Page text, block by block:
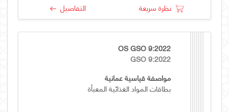
نظرة سريعة التفاصيل
OS GSO 9:2022
GSO 9:2022
مواصفة قياسية عمانية
بطاقات المواد الغذائية المعبأة